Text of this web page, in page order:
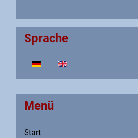
Menü
Start
Sprache
Sprache auswählen